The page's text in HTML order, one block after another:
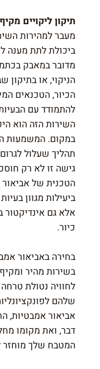
תיקון ליקויים מקיף
מעבר למהירות
ביכולת לתת מענה
מדובר במאבק
הניקוי, או
הכיור, הטכנאים
להתמודד עם
השירות הזה הוא
במקום. המשמעות
תהליך שעלול
גישה זו לא רק
הטכנית של
ביעילות מגוון
אלא גם אינדיקטור
כיור.
בחירה באביאור
בשירות מהיר
לחוויה נטולת
שלהם
אביאור אמבטיות,
דבר, ואת מקומו
המטבח שלך מוחזר